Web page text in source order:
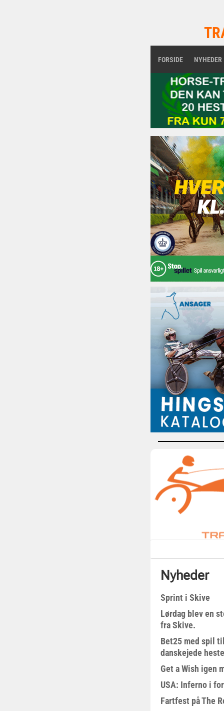
FORSIDE NYHEDER
Nyheder
Sprint i Skive
Lørdag blev en
fra Skive.
Bet25 med spil
danskejede
Get a Wish igen
USA: Inferno i
Fartfest på The